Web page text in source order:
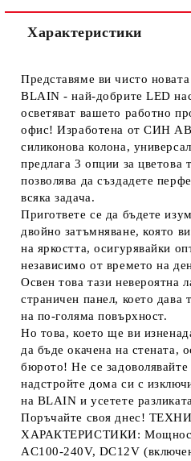
Характеристики
Представяме ви чисто
BLAIN - най-добрите LED
осветяват вашето работно
офис! Изработена от СИН
силиконова колона,
предлага 3 опции за цветова
позволява да създадете
всяка задача.
Пригответе се да бъдете
двойно затъмняване, която
на яркостта, осигурявайки
независимо от времето на
Освен това тази невероятна
страничен панел, което дава
на по-голяма повърхност.
Но това, което ще ви
да бъде окачена на стената,
бюрото! Не се
надстройте дома си с
на BLAIN и усетете
Поръчайте своя днес!
ХАРАКТЕРИСТИКИ:
AC100-240V, DC12V